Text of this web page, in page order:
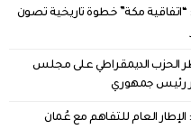
“اتفاقية مكة” خطوة تاريخية تصون
الحزب الديمقراطي على مجلس
رئيس جمهوري
الإطار العام للتفاهم مع عُمان